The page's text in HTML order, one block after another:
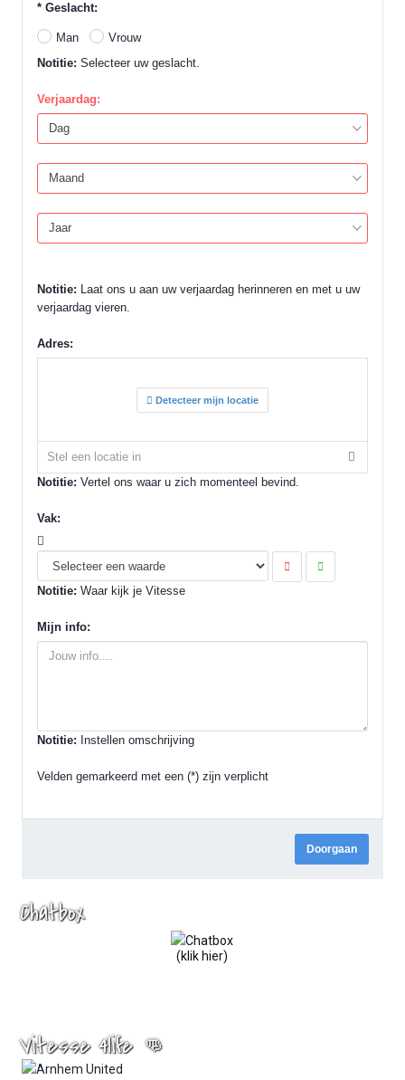
* Geslacht:
Man
Vrouw
Notitie: Selecteer uw geslacht.
Verjaardag:
Notitie: Laat ons u aan uw verjaardag herinneren en met u uw
verjaardag vieren.
Adres:
Detecteer mijn locatie
Notitie: Vertel ons waar u zich momenteel bevind.
Vak:
Notitie: Waar kijk je Vitesse
Mijn info:
Notitie: Instellen omschrijving
Velden gemarkeerd met een (*) zijn verplicht
Doorgaan
Chatbox
(klik hier)
Vitesse 4life 👊